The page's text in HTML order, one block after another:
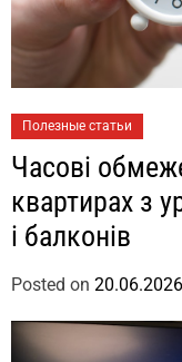
Полезные статьи
Часові
квартирах з
і балконів
Posted on 20.06.2026